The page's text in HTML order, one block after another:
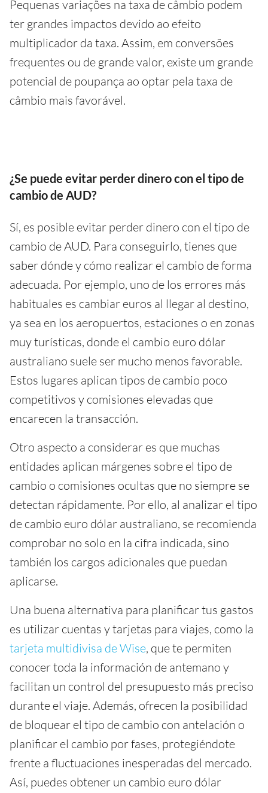
Pequenas variações na taxa de câmbio podem
ter grandes impactos devido ao efeito
multiplicador da taxa. Assim, em conversões
frequentes ou de grande valor, existe um grande
potencial de poupança ao optar pela taxa de
câmbio mais favorável.
¿Se puede evitar perder dinero con el tipo de
cambio de AUD?
Sí, es posible evitar perder dinero con el tipo de
cambio de AUD. Para conseguirlo, tienes que
saber dónde y cómo realizar el cambio de forma
adecuada. Por ejemplo, uno de los errores más
habituales es cambiar euros al llegar al destino,
ya sea en los aeropuertos, estaciones o en zonas
muy turísticas, donde el cambio euro dólar
australiano suele ser mucho menos favorable.
Estos lugares aplican tipos de cambio poco
competitivos y comisiones elevadas que
encarecen la transacción.
Otro aspecto a considerar es que muchas
entidades aplican márgenes sobre el tipo de
cambio o comisiones ocultas que no siempre se
detectan rápidamente. Por ello, al analizar el tipo
de cambio euro dólar australiano, se recomienda
comprobar no solo en la cifra indicada, sino
también los cargos adicionales que puedan
aplicarse.
Una buena alternativa para planificar tus gastos
es utilizar cuentas y tarjetas para viajes, como la
tarjeta multidivisa de Wise, que te permiten
conocer toda la información de antemano y
facilitan un control del presupuesto más preciso
durante el viaje. Además, ofrecen la posibilidad
de bloquear el tipo de cambio con antelación o
planificar el cambio por fases, protegiéndote
frente a fluctuaciones inesperadas del mercado.
Así, puedes obtener un cambio euro dólar